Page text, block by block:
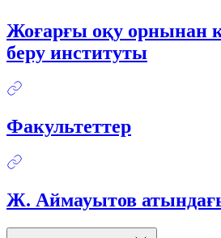
Жоғарғы оқу орнынан
беру институты
Факультеттер
Ж. Аймауытов